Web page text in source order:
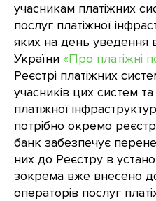
учасникам платіжних
послуг платіжної
яких на день уведення
України «Про платіжні
Реєстрі платіжних
учасників цих систем
платіжної
потрібно окремо
банк забезпечує
них до Реєстру в
зокрема вже внесено
операторів послуг